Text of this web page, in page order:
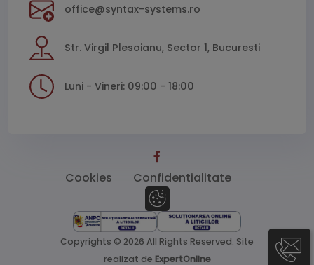
office@syntax-systems.ro
Str. Virgil Plesoianu, Sector 1, Bucuresti
Luni - Vineri: 09:00 - 18:00
Copyrights © 2026 All Rights Reserved. Site
realizat de ExpertOnline
Cookies Confidentialitate